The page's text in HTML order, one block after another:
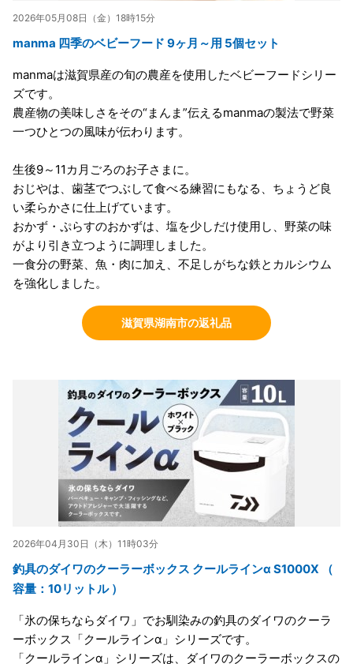
2026年05月08日（金）18時15分
manma 四季のベビーフード 9ヶ月～用 5個セット
manmaは滋賀県産の旬の農産を使用したベビーフードシリー
ズです。
農産物の美味しさをその“まんま”伝えるmanmaの製法で野菜
一つひとつの風味が伝わります。
生後9～11カ月ごろのお子さまに。
おじやは、歯茎でつぶして食べる練習にもなる、ちょうど良
い柔らかさに仕上げています。
おかず・ぷらすのおかずは、塩を少しだけ使用し、野菜の味
がより引き立つように調理しました。
一食分の野菜、魚・肉に加え、不足しがちな鉄とカルシウム
を強化しました。
滋賀県湖南市の返礼品
2026年04月30日（木）11時03分
釣具のダイワのクーラーボックス クールラインα S1000X （
容量：10リットル ）
「氷の保ちならダイワ」でお馴染みの釣具のダイワのクーラ
ーボックス「クールラインα」シリーズです。
「クールラインα」シリーズは、ダイワのクーラーボックスの